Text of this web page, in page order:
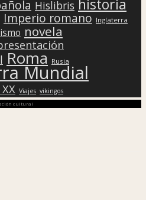
Hislibris historia
Imperio romano Inglaterra
novela
Roma Rusia
Mundial
Viajes vikingos
cultural